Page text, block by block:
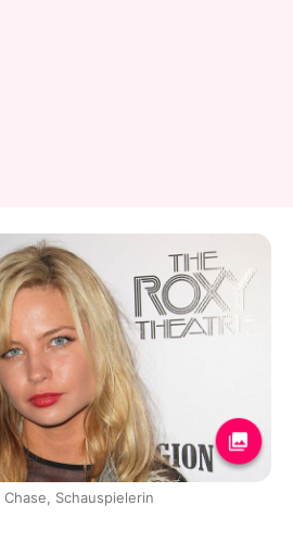
Chase, Schauspielerin